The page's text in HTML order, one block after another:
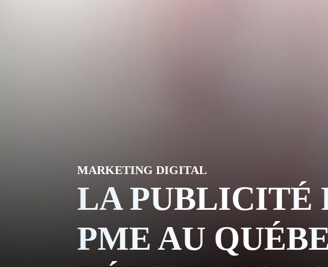
MARKETING DIGITAL
LA PUBLICITÉ
PME AU